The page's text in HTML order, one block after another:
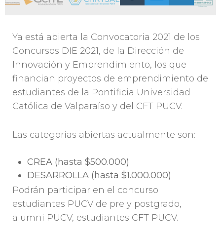
Ya está abierta la Convocatoria 2021 de los
Concursos DIE 2021, de la Dirección de
Innovación y Emprendimiento, los que
financian proyectos de emprendimiento de
estudiantes de la Pontificia Universidad
Católica de Valparaíso y del CFT PUCV.
Las categorías abiertas actualmente son:
CREA (hasta $500.000)
DESARROLLA (hasta $1.000.000)
Podrán participar en el concurso
estudiantes PUCV de pre y postgrado,
alumni PUCV, estudiantes CFT PUCV.